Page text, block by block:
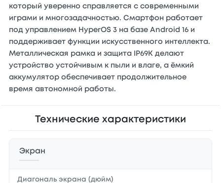
который уверенно справляется с современными
играми и многозадачностью. Смартфон работает
под управлением HyperOS 3 на базе Android 16 и
поддерживает функции искусственного интеллекта.
Металлическая рамка и защита IP69K делают
устройство устойчивым к пыли и влаге, а ёмкий
аккумулятор обеспечивает продолжительное
время автономной работы.
Технические характеристики
Экран
Диагональ экрана (дюйм)